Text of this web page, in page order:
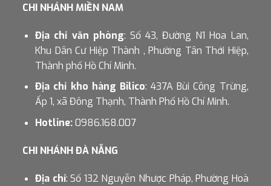
CHI NHÁNH MIỀN NAM
Địa chỉ văn phòng: Số 43, Đường N1 Hoa Lan,
Khu Dân Cư Hiệp Thành , Phường Tân Thới Hiệp,
Thành phố Hồ Chí Minh.
Địa chỉ kho hàng Bilico: 437A Bùi Công Trừng,
Ấp 1, xã Đông Thạnh, Thành Phố Hồ Chí Minh.
Hotline:0986.168.007
CHI NHÁNH ĐÀ NẴNG
Địa chỉ: Số 132 Nguyễn Nhược Pháp, Phường Hoà